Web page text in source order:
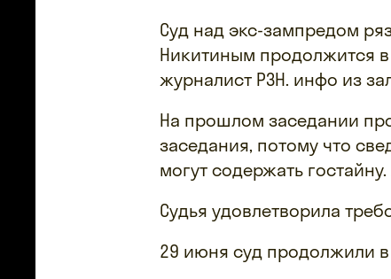
Суд над экс-зампредом
Никитиным продолжится
журналист РЗН. инфо из
На прошлом заседании
заседания, потому что
могут содержать
Судья удовлетворила
29 июня суд продолжили